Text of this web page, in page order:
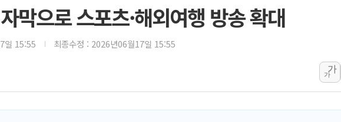
李대통령 "
인천 선재도
인천서 말다
'화합' 꺼낸 김
李대통령,
막으로 스포츠·해외여행 방송 확대
일 15:55 최종수정 : 2026년06월17일 15:55
가
가